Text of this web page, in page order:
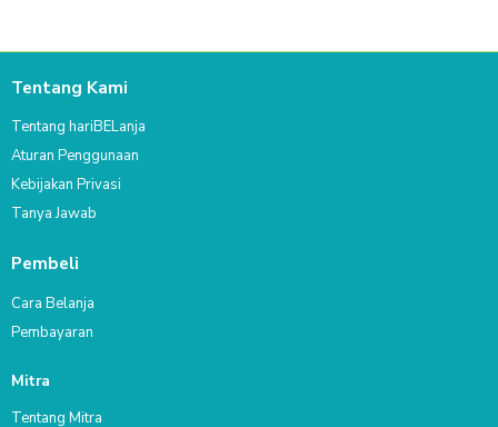
Tentang Kami
Tentang hariBELanja
Aturan Penggunaan
Kebijakan Privasi
Tanya Jawab
Pembeli
Cara Belanja
Pembayaran
Mitra
Tentang Mitra